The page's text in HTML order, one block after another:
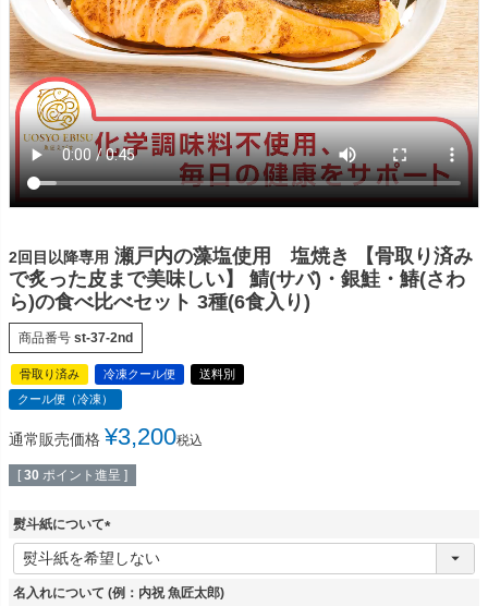
2回目以降専用 瀬戸内の藻塩使用 塩焼き 【骨取り済み
で炙った皮まで美味しい】 鯖(サバ)・銀鮭・鰆(さわ
ら)の食べ比べセット 3種(6食入り)
商品番号 st-37-2nd
骨取り済み 冷凍クール便
送料別
クール便（冷凍）
通常販売価格 ¥3,200税込
[ 30 ポイント進呈 ]
熨斗紙について
(
必
須
名入れについて (例：内祝 魚匠太郎)